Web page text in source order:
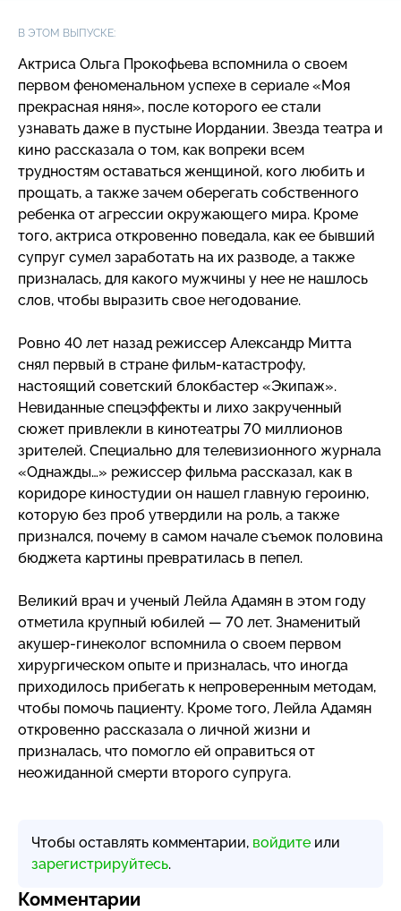
В ЭТОМ ВЫПУСКЕ:
Актриса Ольга Прокофьева вспомнила о своем
первом феноменальном успехе в сериале «Моя
прекрасная няня», после которого ее стали
узнавать даже в пустыне Иордании. Звезда театра и
кино рассказала о том, как вопреки всем
трудностям оставаться женщиной, кого любить и
прощать, а также зачем оберегать собственного
ребенка от агрессии окружающего мира. Кроме
того, актриса откровенно поведала, как ее бывший
супруг сумел заработать на их разводе, а также
призналась, для какого мужчины у нее не нашлось
слов, чтобы выразить свое негодование.
Ровно 40 лет назад режиссер Александр Митта
снял первый в стране фильм-катастрофу,
настоящий советский блокбастер «Экипаж».
Невиданные спецэффекты и лихо закрученный
сюжет привлекли в кинотеатры 70 миллионов
зрителей. Специально для телевизионного журнала
«Однажды…» режиссер фильма рассказал, как в
коридоре киностудии он нашел главную героиню,
которую без проб утвердили на роль, а также
признался, почему в самом начале съемок половина
бюджета картины превратилась в пепел.
Великий врач и ученый Лейла Адамян в этом году
отметила крупный юбилей — 70 лет. Знаменитый
акушер-гинеколог вспомнила о своем первом
хирургическом опыте и призналась, что иногда
приходилось прибегать к непроверенным методам,
чтобы помочь пациенту. Кроме того, Лейла Адамян
откровенно рассказала о личной жизни и
призналась, что помогло ей оправиться от
неожиданной смерти второго супруга.
Чтобы оставлять комментарии, войдите или
зарегистрируйтесь.
Комментарии